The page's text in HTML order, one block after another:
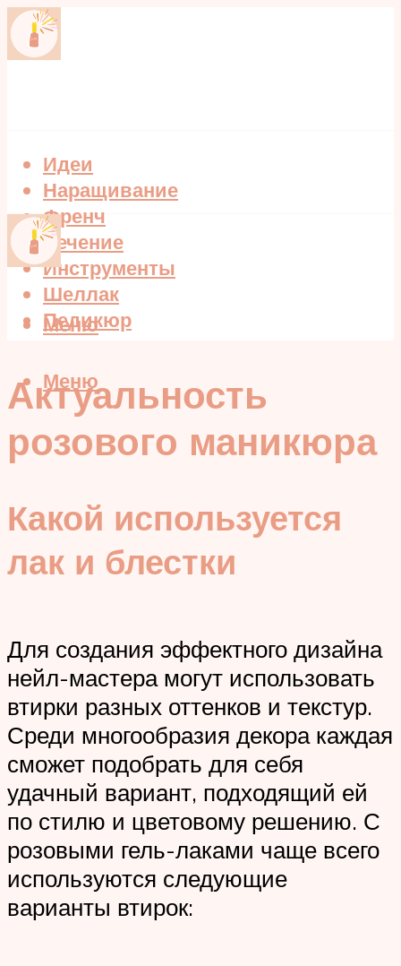
Идеи
Наращивание
Френч
Лечение
Инструменты
Шеллак
Педикюр
Меню
Меню
Актуальность
розового маникюра
Какой используется
лак и блестки
Для создания эффектного дизайна
нейл-мастера могут использовать
втирки разных оттенков и текстур.
Среди многообразия декора каждая
сможет подобрать для себя
удачный вариант, подходящий ей
по стилю и цветовому решению. С
розовыми гель-лаками чаще всего
используются следующие
варианты втирок: